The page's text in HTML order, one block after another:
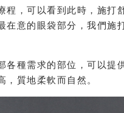
，可以看到此時，施
意的眼袋部分，我們
種需求的部位，可以
質地柔軟而自然。